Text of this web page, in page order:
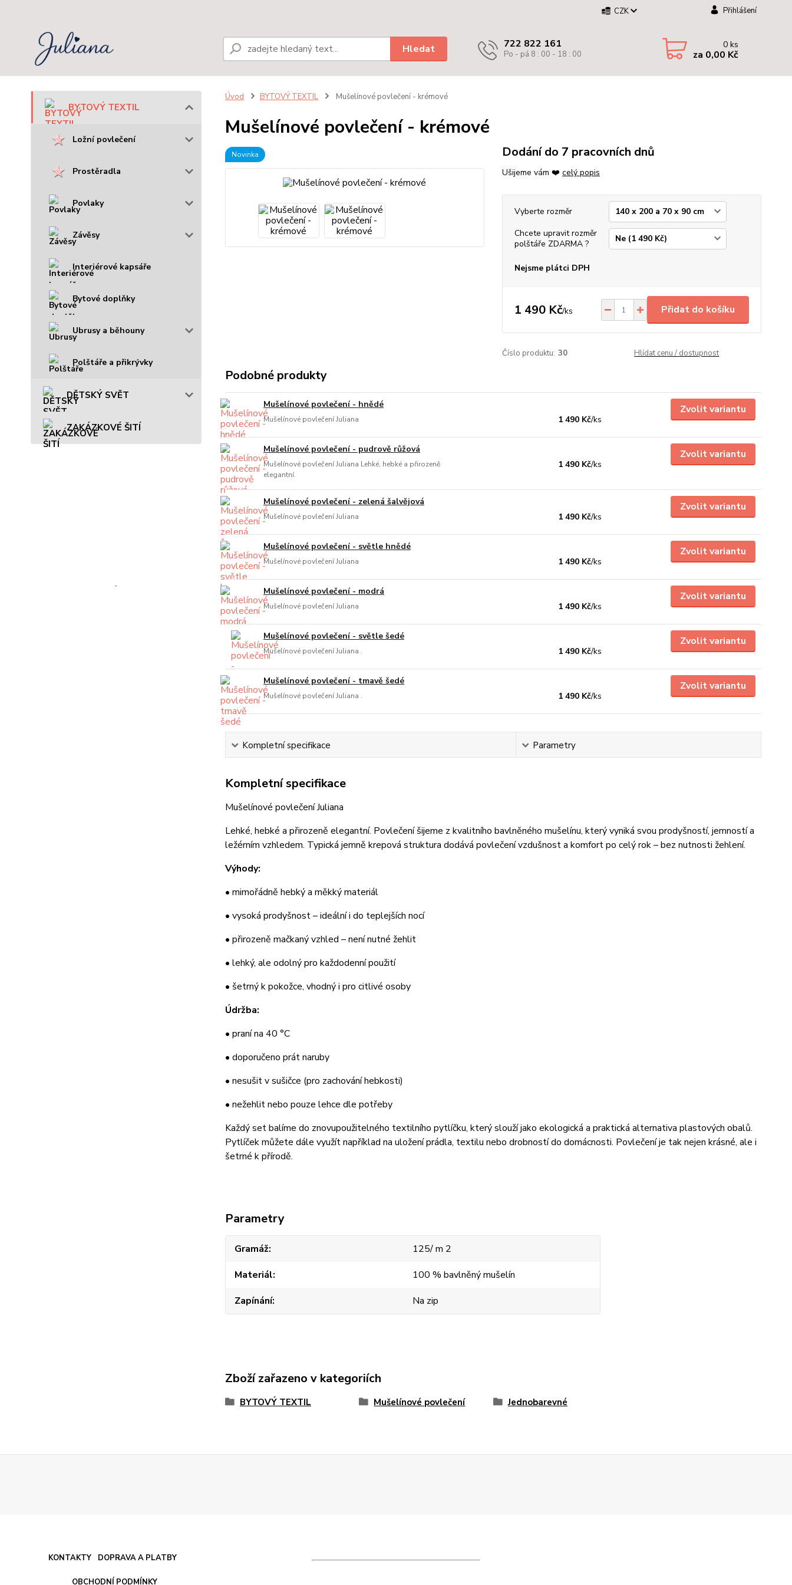
CZK Přihlášení
Hledat 722 822 161
Po - pá 8 : 00 - 18 : 00
0ks
za 0,00 Kč
BYTOVÝ TEXTIL
Ložní povlečení
Prostěradla
Povlaky
Závěsy
Interiérové kapsáře
Bytové doplňky
Ubrusy a běhouny
Polštáře a přikrývky
DĚTSKÝ SVĚT
ZAKÁZKOVÉ ŠITÍ
Úvod BYTOVÝ TEXTIL Mušelínové povlečení - krémové
Mušelínové povlečení - krémové
Novinka Dodání do 7 pracovních dnů
Ušijeme vám ❤️ celý popis
Vyberte rozměr
Chcete upravit rozměr
polštáře ZDARMA ?
Nejsme plátci DPH
1 490 Kč/ks Přidat do košíku
Číslo produktu: 30 Hlídat cenu / dostupnost
Podobné produkty
Mušelínové povlečení - hnědé
Mušelínové povlečení Juliana 1 490 Kč/ks
Zvolit variantu
Mušelínové povlečení - pudrově růžová
Mušelínové povlečení Juliana Lehké, hebké a přirozeně
elegantní.
1 490 Kč/ks
Zvolit variantu
Mušelínové povlečení - zelená šalvějová
Mušelínové povlečení Juliana 1 490 Kč/ks
Zvolit variantu
Mušelínové povlečení - světle hnědé
Mušelínové povlečení Juliana 1 490 Kč/ks
Zvolit variantu
Mušelínové povlečení - modrá
Mušelínové povlečení Juliana 1 490 Kč/ks
Zvolit variantu
Mušelínové povlečení - světle šedé
Mušelínové povlečení Juliana . 1 490 Kč/ks
Zvolit variantu
Mušelínové povlečení - tmavě šedé
Mušelínové povlečení Juliana . 1 490 Kč/ks
Zvolit variantu
Kompletní specifikace Parametry
Kompletní specifikace
Mušelínové povlečení Juliana
Lehké, hebké a přirozeně elegantní. Povlečení šijeme z kvalitního bavlněného mušelínu, který vyniká svou prodyšností, jemností a
ležérním vzhledem. Typická jemně krepová struktura dodává povlečení vzdušnost a komfort po celý rok – bez nutnosti žehlení.
Výhody:
• mimořádně hebký a měkký materiál
• vysoká prodyšnost – ideální i do teplejších nocí
• přirozeně mačkaný vzhled – není nutné žehlit
• lehký, ale odolný pro každodenní použití
• šetrný k pokožce, vhodný i pro citlivé osoby
Údržba:
• praní na 40 °C
• doporučeno prát naruby
• nesušit v sušičce (pro zachování hebkosti)
• nežehlit nebo pouze lehce dle potřeby
Každý set balíme do znovupoužitelného textilního pytlíčku, který slouží jako ekologická a praktická alternativa plastových obalů.
Pytlíček můžete dále využít například na uložení prádla, textilu nebo drobností do domácnosti. Povlečení je tak nejen krásné, ale i
šetrné k přírodě.
Parametry
Gramáž
125/ m 2
Materiál
100 % bavlněný mušelín
Zapínání
Na zip
Zboží zařazeno v kategoriích
BYTOVÝ TEXTIL Mušelínové povlečení Jednobarevné
KONTAKTY DOPRAVA A PLATBY
OBCHODNÍ PODMÍNKY